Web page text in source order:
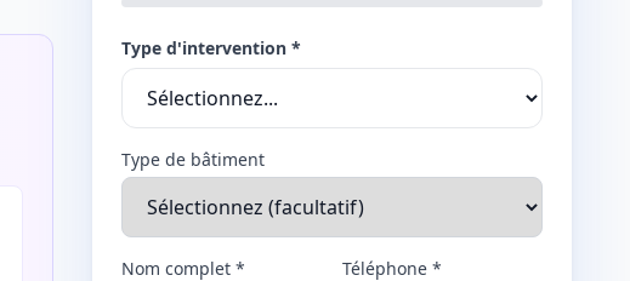
Type d'intervention *
Type de bâtiment
Nom complet * Téléphone *